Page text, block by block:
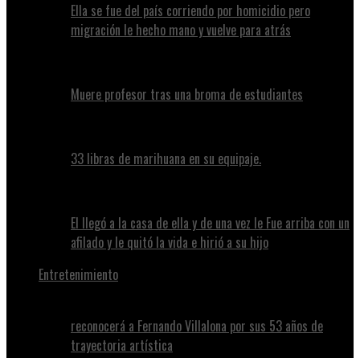
Ella se fue del país corriendo por homicidio pero
migración le hecho mano y vuelve para atrás
Muere profesor tras una broma de estudiantes
33 libras de marihuana en su equipaje.
El llegó a la casa de ella y de una vez le Fue arriba con un
afilado y le quitó la vida e hirió a su hijo
Entretenimiento
reconocerá a Fernando Villalona por sus 53 años de
trayectoria artística